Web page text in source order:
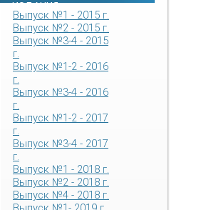
ИЗДАНИЯ
Выпуск №1 - 2015 г.
Выпуск №2 - 2015 г.
Выпуск №3-4 - 2015
г.
Выпуск №1-2 - 2016
г.
Выпуск №3-4 - 2016
г.
Выпуск №1-2 - 2017
г.
Выпуск №3-4 - 2017
г.
Выпуск №1 - 2018 г.
Выпуск №2 - 2018 г.
Выпуск №4 - 2018 г.